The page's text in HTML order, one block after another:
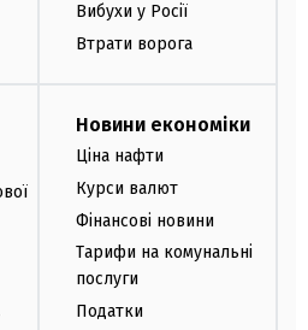
Вибухи у Росії
Втрати ворога
Новини економіки
Ціна нафти
Курси валют
Фінансові новини
Тарифи на комунальні
послуги
Податки